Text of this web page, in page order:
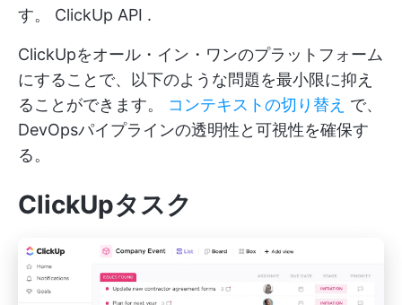
す。 ClickUp API .
ClickUpをオール・イン・ワンのプラットフォーム
にすることで、以下のような問題を最小限に抑え
ることができます。 コンテキストの切り替え で、
DevOpsパイプラインの透明性と可視性を確保す
る。
ClickUpタスク